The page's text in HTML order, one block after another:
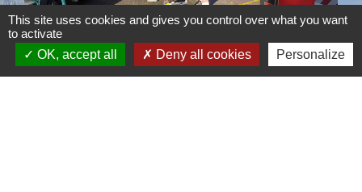
This site uses cookies and gives you control over what you want
to activate
OK, accept all
Deny all cookies Personalize